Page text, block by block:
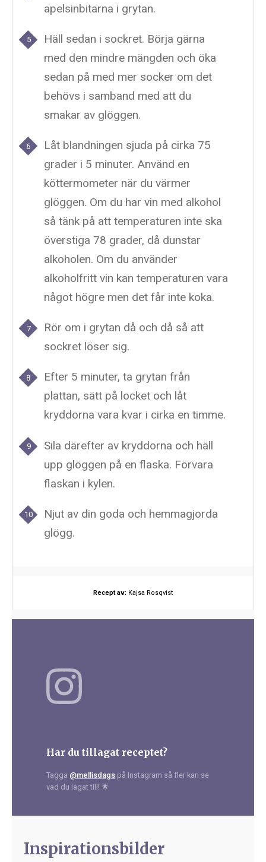
apelsinbitarna i grytan.
Häll sedan i sockret. Börja gärna
med den mindre mängden och öka
sedan på med mer socker om det
behövs i samband med att du
smakar av glöggen.
Låt blandningen sjuda på cirka 75
grader i 5 minuter. Använd en
köttermometer när du värmer
glöggen. Om du har vin med alkohol
så tänk på att temperaturen inte ska
överstiga 78 grader, då dunstar
alkoholen. Om du använder
alkoholfritt vin kan temperaturen vara
något högre men det får inte koka.
Rör om i grytan då och då så att
sockret löser sig.
Efter 5 minuter, ta grytan från
plattan, sätt på locket och låt
kryddorna vara kvar i cirka en timme.
Sila därefter av kryddorna och häll
upp glöggen på en flaska. Förvara
flaskan i kylen.
Njut av din goda och hemmagjorda
glögg.
Recept av: Kajsa Rosqvist
Har du tillagat receptet?
Tagga @mellisdags på Instagram så fler kan se
vad du lagat till! 🌟
Inspirationsbilder